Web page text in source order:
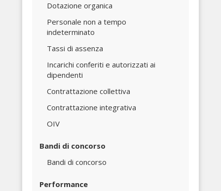
Dotazione organica
Personale non a tempo
indeterminato
Tassi di assenza
Incarichi conferiti e autorizzati ai
dipendenti
Contrattazione collettiva
Contrattazione integrativa
OIV
Bandi di concorso
Bandi di concorso
Performance